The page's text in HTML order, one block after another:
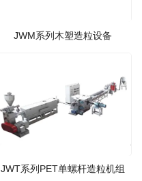
JWM系列木塑造粒设备
JWT系列PET单螺杆造粒机组